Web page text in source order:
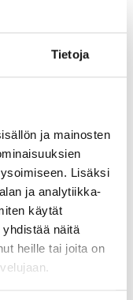
Tietoja
ja mainosten
Lisäksi
ja analytiikka-
käytät
näitä
heille tai joita on